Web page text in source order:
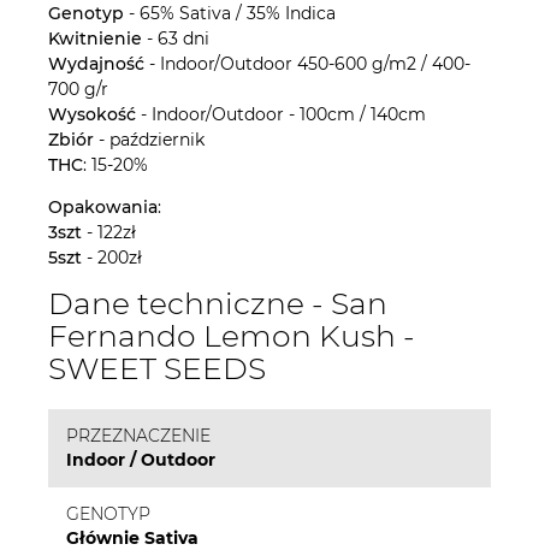
Genotyp - 65% Sativa / 35% Indica
Kwitnienie - 63 dni
Wydajność - Indoor/Outdoor 450-600 g/m2 / 400-
700 g/r
Wysokość - Indoor/Outdoor - 100cm / 140cm
Zbiór - październik
THC: 15-20%
Opakowania:
3szt - 122zł
5szt - 200zł
Dane techniczne - San
Fernando Lemon Kush -
SWEET SEEDS
PRZEZNACZENIE
Indoor / Outdoor
GENOTYP
Głównie Sativa